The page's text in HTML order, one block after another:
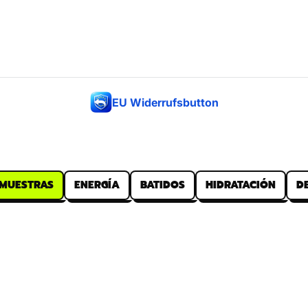
EU Widerrufsbutton
ENERGÍA BATIDOS HIDRATACIÓN